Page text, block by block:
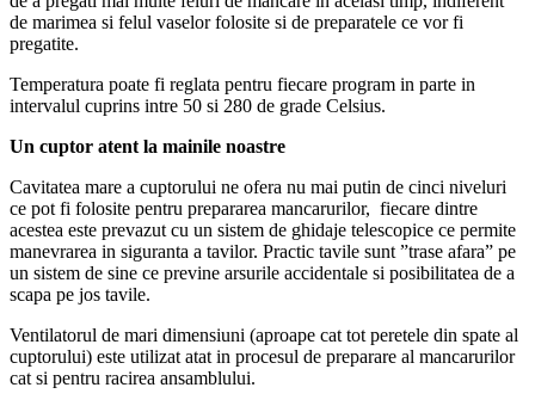
de marimea si felul vaselor folosite si de preparatele ce vor fi
pregatite.
Temperatura poate fi reglata pentru fiecare program in parte in
intervalul cuprins intre 50 si 280 de grade Celsius.
Un cuptor atent la mainile noastre
Cavitatea mare a cuptorului ne ofera nu mai putin de cinci niveluri
ce pot fi folosite pentru prepararea mancarurilor, fiecare dintre
acestea este prevazut cu un sistem de ghidaje telescopice ce permite
manevrarea in siguranta a tavilor. Practic tavile sunt ”trase afara” pe
un sistem de sine ce previne arsurile accidentale si posibilitatea de a
scapa pe jos tavile.
Ventilatorul de mari dimensiuni (aproape cat tot peretele din spate al
cuptorului) este utilizat atat in procesul de preparare al mancarurilor
cat si pentru racirea ansamblului.